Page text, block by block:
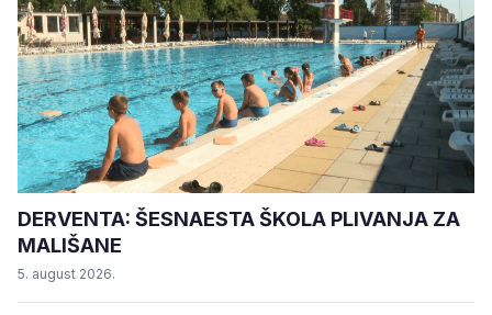
DERVENTA: ŠESNAESTA ŠKOLA PLIVANJA ZA
MALIŠANE
5. august 2026.